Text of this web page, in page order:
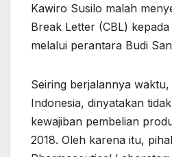
Kawiro Susilo malah
Break Letter (CBL)
melalui perantara Budi
Seiring berjalannya waktu,
Indonesia, dinyatakan
kewajiban pembelian
2018. Oleh karena itu,